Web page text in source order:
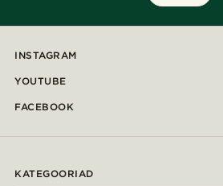
INSTAGRAM
YOUTUBE
FACEBOOK
KATEGOORIAD